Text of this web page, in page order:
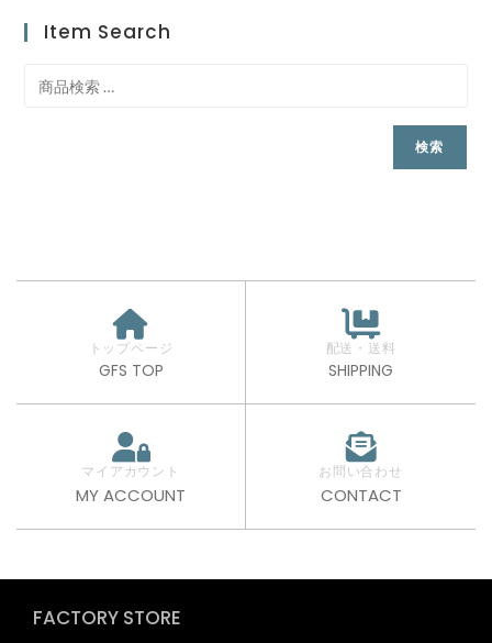
Item Search
検索
トップページ
GFS TOP
配送・送料
SHIPPING
マイアカウント
MY ACCOUNT
お問い合わせ
CONTACT
FACTORY STORE